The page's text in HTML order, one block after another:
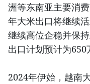
洲等东南亚主要消
年大米出口将继续
继续高位企稳并保
出口计划预计为650
2024年伊始，越南